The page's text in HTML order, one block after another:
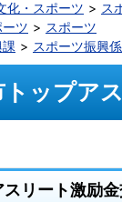
化・スポーツ
ス
ツ
スポーツ
スポーツ振興係
トップア
スリート激励